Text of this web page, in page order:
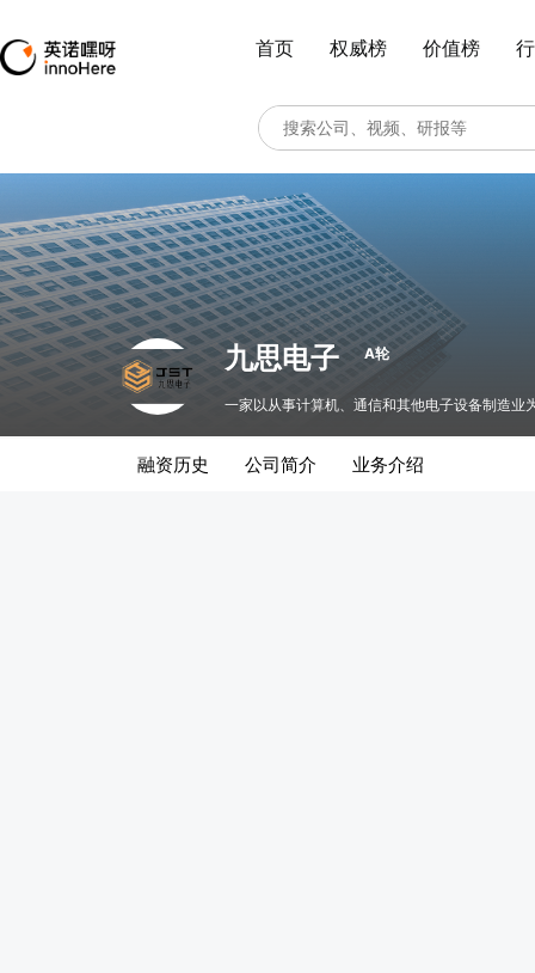
首页 权威榜 价值榜
九思电子 A轮
一家以从事计算机、通信和其他电子设备制造业
融资历史 公司简介 业务介绍